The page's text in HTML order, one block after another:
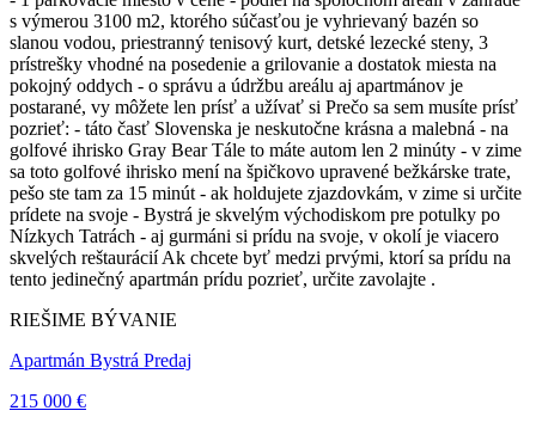
s výmerou 3100 m2, ktorého súčasťou je vyhrievaný bazén so
slanou vodou, priestranný tenisový kurt, detské lezecké steny, 3
prístrešky vhodné na posedenie a grilovanie a dostatok miesta na
pokojný oddych - o správu a údržbu areálu aj apartmánov je
postarané, vy môžete len prísť a užívať si Prečo sa sem musíte prísť
pozrieť: - táto časť Slovenska je neskutočne krásna a malebná - na
golfové ihrisko Gray Bear Tále to máte autom len 2 minúty - v zime
sa toto golfové ihrisko mení na špičkovo upravené bežkárske trate,
pešo ste tam za 15 minút - ak holdujete zjazdovkám, v zime si určite
prídete na svoje - Bystrá je skvelým východiskom pre potulky po
Nízkych Tatrách - aj gurmáni si prídu na svoje, v okolí je viacero
skvelých reštaurácií Ak chcete byť medzi prvými, ktorí sa prídu na
tento jedinečný apartmán prídu pozrieť, určite zavolajte .
RIEŠIME BÝVANIE
Apartmán Bystrá Predaj
215 000 €